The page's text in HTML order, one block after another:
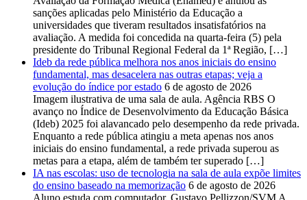
sanções aplicadas pelo Ministério da Educação a
universidades que tiveram resultados insatisfatórios na
avaliação. A medida foi concedida na quarta-feira (5) pela
presidente do Tribunal Regional Federal da 1ª Região, […]
Ideb da rede pública melhora nos anos iniciais do ensino
fundamental, mas desacelera nas outras etapas; veja a
evolução do índice por estado 6 de agosto de 2026
Imagem ilustrativa de uma sala de aula. Agência RBS O
avanço no Índice de Desenvolvimento da Educação Básica
(Ideb) 2025 foi alavancado pelo desempenho da rede privada.
Enquanto a rede pública atingiu a meta apenas nos anos
iniciais do ensino fundamental, a rede privada superou as
metas para a etapa, além de também ter superado […]
IA nas escolas: uso de tecnologia na sala de aula expõe limites
do ensino baseado na memorização 6 de agosto de 2026
Aluno estuda com computador. Gustavo Pellizzon/SVM A